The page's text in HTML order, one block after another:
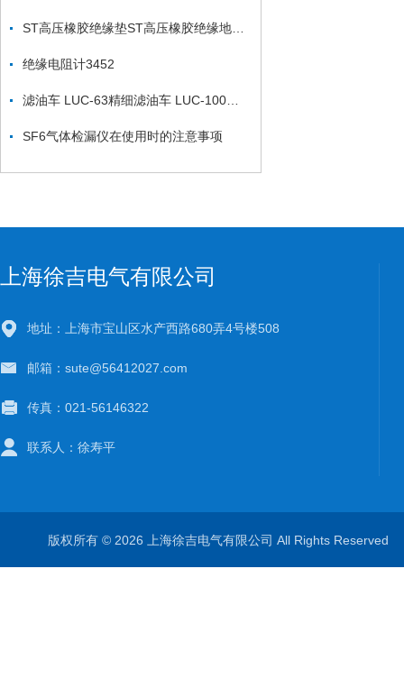
绝缘电阻计3452
SF6气体检漏仪在使用时的注意事项
上海徐吉电气有限公司
地址：上海市宝山区水产西路680弄4号楼508
邮箱：sute@56412027.com
传真：021-56146322
联系人：徐寿平
版权所有 © 2026 上海徐吉电气有限公司 All Rights